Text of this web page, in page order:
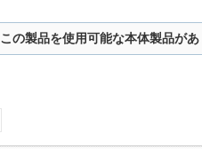
この製品を使用可能な本体製品が